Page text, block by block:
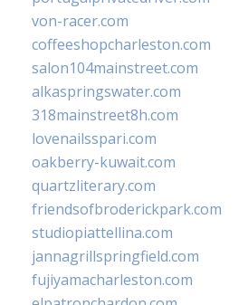
von-racer.com
coffeeshopcharleston.com
salon104mainstreet.com
alkaspringswater.com
318mainstreet8h.com
lovenailsspari.com
oakberry-kuwait.com
quartzliterary.com
friendsofbroderickpark.com
studiopiattellina.com
jannagrillspringfield.com
fujiyamacharleston.com